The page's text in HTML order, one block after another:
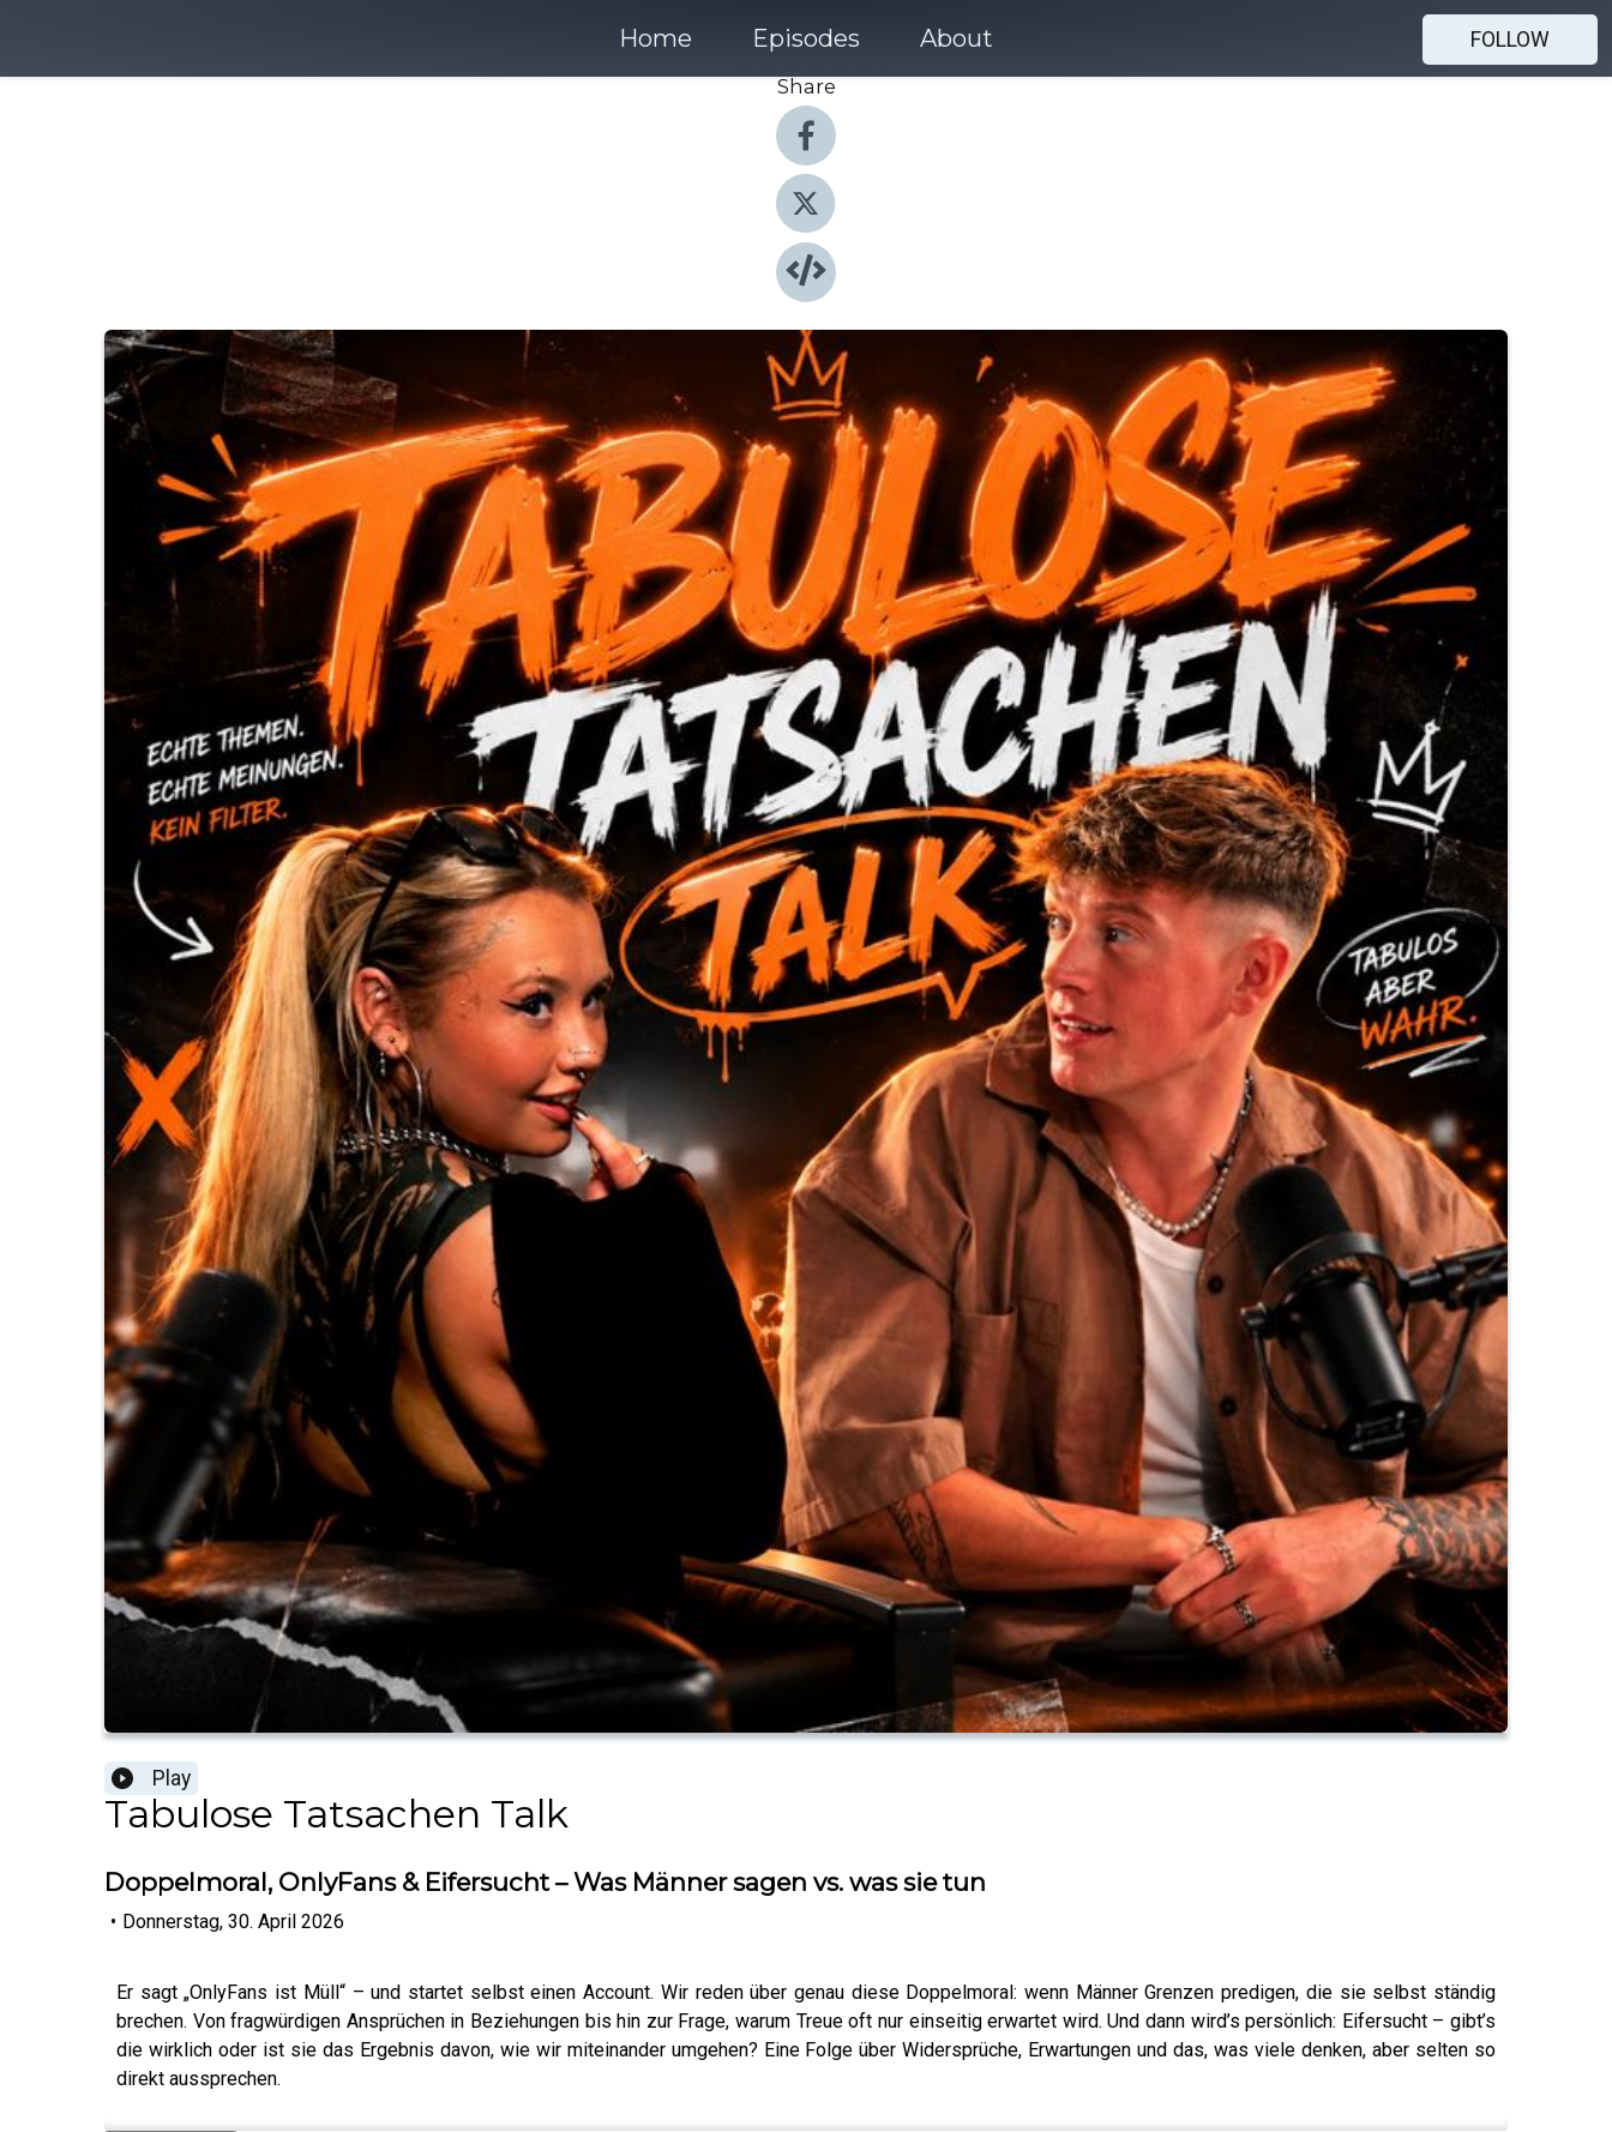
Home Episodes About
FOLLOW
Share
Play
Tabulose Tatsachen Talk
Doppelmoral, OnlyFans & Eifersucht – Was Männer sagen vs. was sie tun
• Donnerstag, 30. April 2026
Er sagt „OnlyFans ist Müll“ – und startet selbst einen Account. Wir reden über genau diese Doppelmoral: wenn Männer Grenzen predigen, die sie selbst ständig
brechen. Von fragwürdigen Ansprüchen in Beziehungen bis hin zur Frage, warum Treue oft nur einseitig erwartet wird. Und dann wird’s persönlich: Eifersucht – gibt’s
die wirklich oder ist sie das Ergebnis davon, wie wir miteinander umgehen? Eine Folge über Widersprüche, Erwartungen und das, was viele denken, aber selten so
direkt aussprechen.